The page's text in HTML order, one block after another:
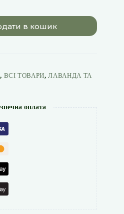
в кошик
, ВСІ ТОВАРИ,ЛАВАНДА ТА
оплата